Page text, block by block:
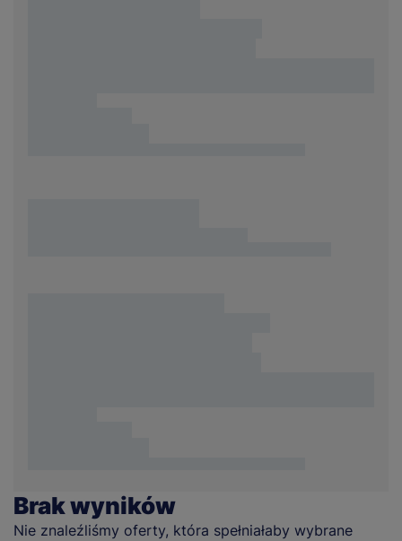
Brak wyników
Nie znaleźliśmy oferty, która spełniałaby wybrane